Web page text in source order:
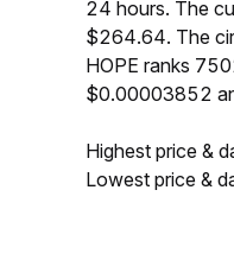
24 hours. The
$264.64. The
HOPE ranks
$0.00003852
Highest price &
Lowest price &